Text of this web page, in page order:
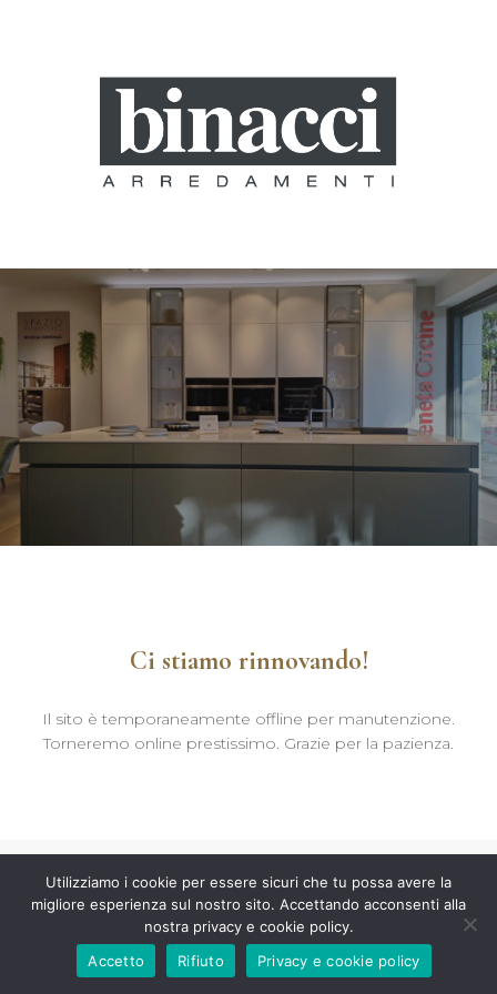
Ci stiamo rinnovando!
Il sito è temporaneamente offline per manutenzione.
Torneremo online prestissimo. Grazie per la pazienza.
Utilizziamo i cookie per essere sicuri che tu possa avere la
migliore esperienza sul nostro sito. Accettando acconsenti alla
nostra privacy e cookie policy.
Accetto
Rifiuto Privacy e cookie policy